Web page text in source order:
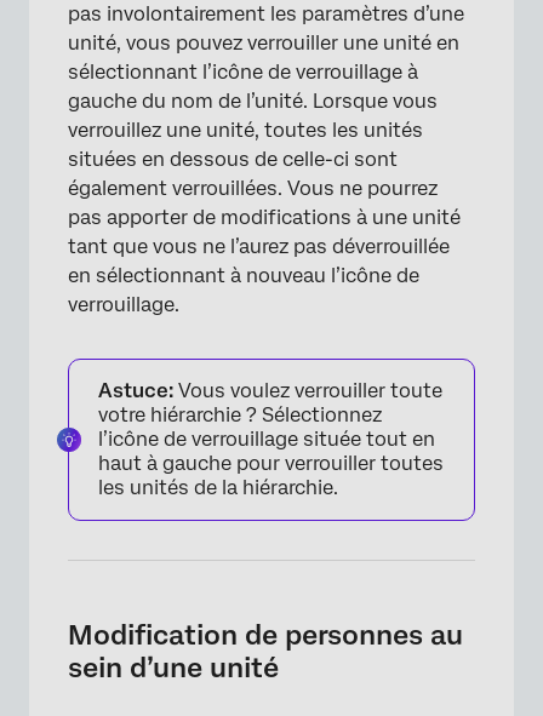
×
×
pas involontairement les paramètres d’une
unité, vous pouvez verrouiller une unité en
sélectionnant l’icône de verrouillage à
gauche du nom de l’unité. Lorsque vous
verrouillez une unité, toutes les unités
situées en dessous de celle-ci sont
également verrouillées. Vous ne pourrez
pas apporter de modifications à une unité
tant que vous ne l’aurez pas déverrouillée
en sélectionnant à nouveau l’icône de
verrouillage.
Astuce: Vous voulez verrouiller toute
votre hiérarchie ? Sélectionnez
l’icône de verrouillage située tout en
haut à gauche pour verrouiller toutes
les unités de la hiérarchie.
Modification de personnes au
sein d’une unité